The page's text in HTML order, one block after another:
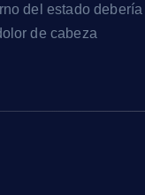
del estado debería
de cabeza